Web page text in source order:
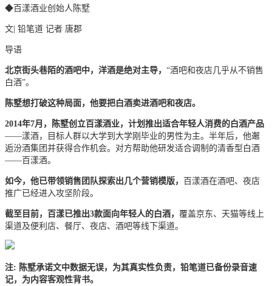
◆百漾酒业创始人陈墅
文| 铅笔道 记者 唐郡
导语
北京街头巷陌的酒吧中，洋酒是绝对主导， “酒吧和夜店几乎从不销售
白酒”。
陈墅想打破这种局面，他要把白酒卖进酒吧和夜店。
2014年7月，陈墅创立百漾酒业，计划推出适合年轻人消费的白酒产品
——漾酒，目标人群以大学到大学刚毕业的男性为主。半年后，他邂
逅汾酒集团并获得合作机会。对方帮助他研发适合调制的清香型白酒
——百漾酒。
如今，他已带领销售团队探索出几个营销模版，
百漾酒在酒吧、夜店
推广已经进入攻坚阶段。
截至目前，百漾已推出3款面向年轻人的白酒， 覆盖京东、天猫等线上
渠道及便利店、餐厅、夜店、酒吧等线下渠道。
注: 陈墅承诺文中数据无误，为其真实性负责，铅笔道已备份录音速
记，为内容客观性背书。